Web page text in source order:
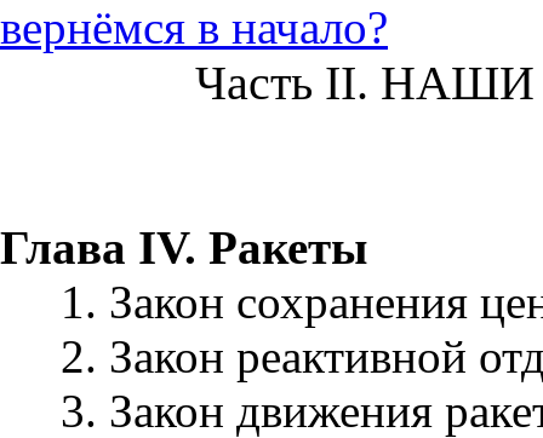
вернёмся в начало?
Часть II.
Глава IV. Ракеты
1. Закон сохранения
2. Закон реактивной
3. Закон движения